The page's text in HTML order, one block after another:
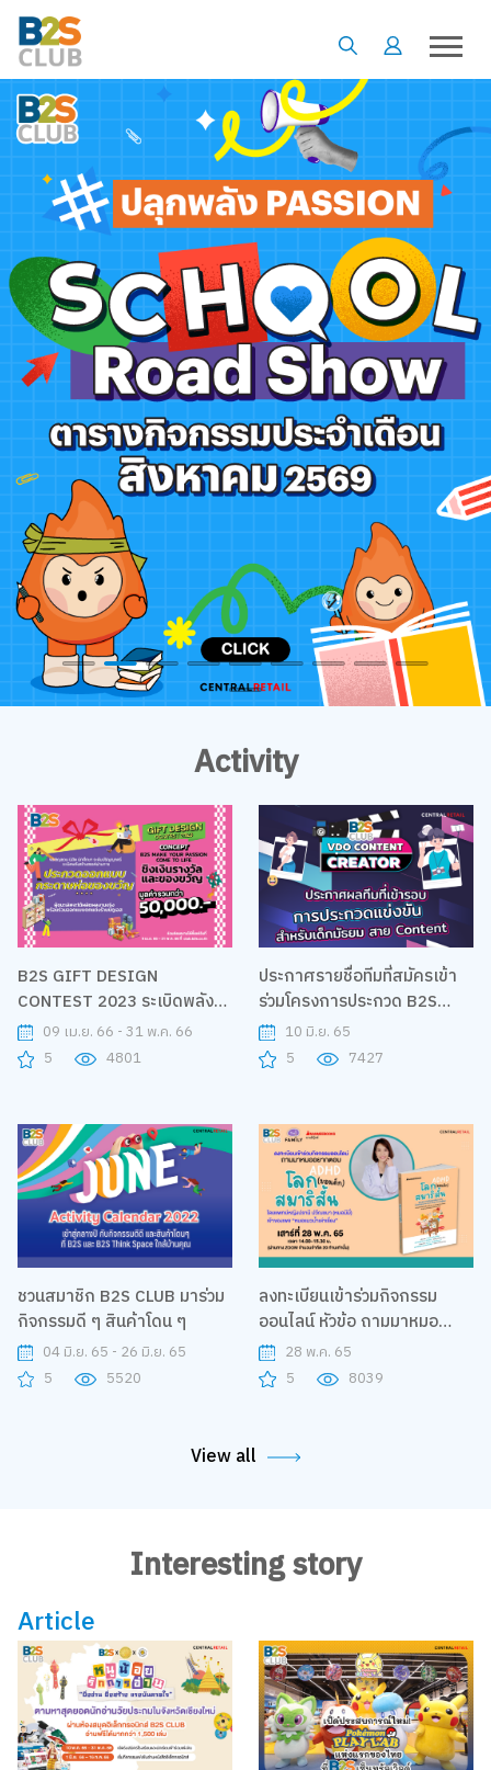
Activity
B2S GIFT DESIGN
CONTEST 2023 ระเบิดพลัง
สร้างสรรค์ผ่านผลงาน Gift
Wrapping Set
09 เม.ย. 66 - 31 พ.ค. 66
5
4801
ประกาศรายชื่อทีมที่สมัครเข้า
ร่วมโครงการประกวด B2S
Club VDO Content Creator
10 มิ.ย. 65
5
7427
ชวนสมาชิก B2S CLUB มาร่วม
กิจกรรมดี ๆ สินค้าโดน ๆ
04 มิ.ย. 65 - 26 มิ.ย. 65
5
5520
ลงทะเบียนเข้าร่วมกิจกรรม
ออนไลน์ หัวข้อ ถามมาหมอ
อยากตอบ ตอน ADHA โลก
(ของเด็ก) สมาธิสั้น กับคุณหมอ
28 พ.ค. 65
5
8039
View all
Interesting story
Article